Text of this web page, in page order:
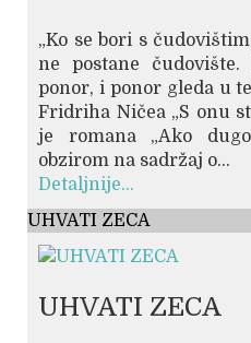
„Ko se bori s
ne postane
ponor, i ponor gleda u
Fridriha Ničea „S onu
je romana „Ako
obzirom na sadržaj o...
Detaljnije...
UHVATI ZECA
UHVATI ZECA